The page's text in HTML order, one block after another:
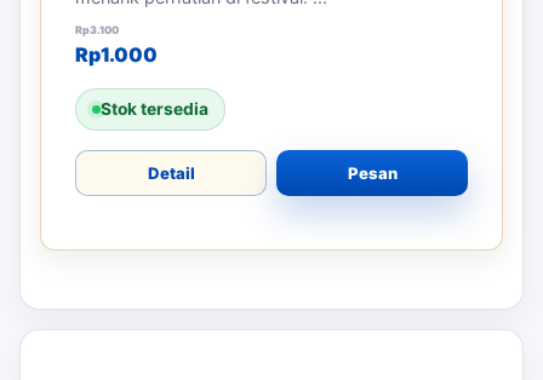
Rp3.100
Harga aslinya adalah: Rp3.100.
Rp1.000
Harga saat ini adalah: Rp1.000.
Stok tersedia
Detail Pesan